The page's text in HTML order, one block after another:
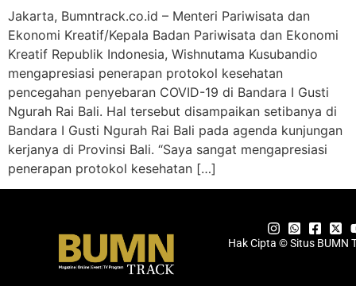
Jakarta, Bumntrack.co.id – Menteri Pariwisata dan
Ekonomi Kreatif/Kepala Badan Pariwisata dan Ekonomi
Kreatif Republik Indonesia, Wishnutama Kusubandio
mengapresiasi penerapan protokol kesehatan
pencegahan penyebaran COVID-19 di Bandara I Gusti
Ngurah Rai Bali. Hal tersebut disampaikan setibanya di
Bandara I Gusti Ngurah Rai Bali pada agenda kunjungan
kerjanya di Provinsi Bali. “Saya sangat mengapresiasi
penerapan protokol kesehatan […]
Hak Cipta © Situs BUMN